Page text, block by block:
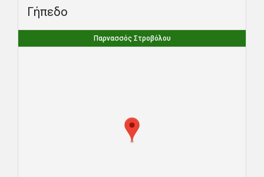
Γήπεδο
Παρνασσός Στροβόλου